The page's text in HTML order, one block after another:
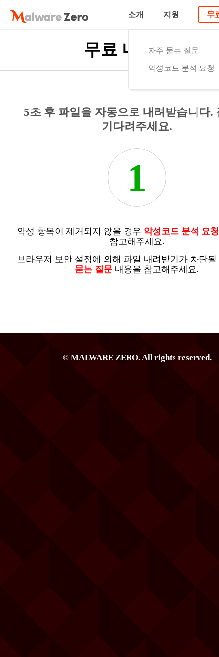
소개 지원
자주 묻는 질문
악성코드 분석 요청
무
무료 내려받기
5초 후 파일을 자동으로 내려받습니다.
기다려주세요.
1
악성 항목이 제거되지 않을 경우 악성코드 분석 요청
참고해주세요.
브라우저 보안 설정에 의해 파일 내려받기가 차단
묻는 질문 내용을 참고해주세요.
© MALWARE ZERO. All rights reserved.